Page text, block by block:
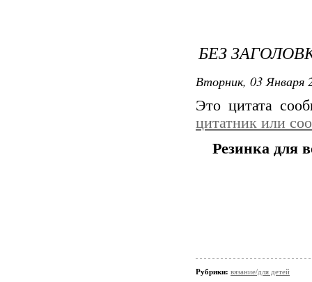
БЕЗ
Вторник, 03 Января
Это цитата
цитатник или
Резинка для
Рубрики: вязание/для детей